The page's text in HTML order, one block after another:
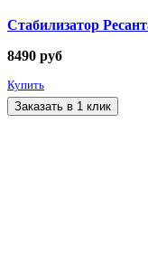
Стабилизатор
8490 руб
Купить
Заказать в 1 клик